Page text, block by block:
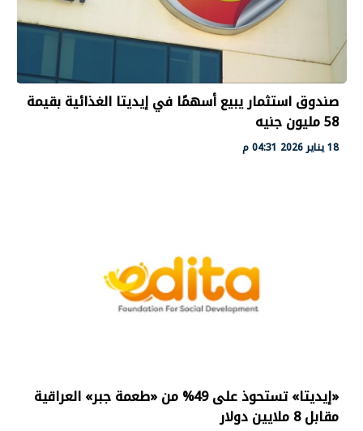
صندوق استثمار يبيع أسهمًا في إيديتا الغذائية بقيمة
58 مليون جنيه
18 يناير 2026 04:31 م
«إيديتا» تستحوذ على 49% من «طعمة جبر» العراقية
مقابل 8 ملايين دولار